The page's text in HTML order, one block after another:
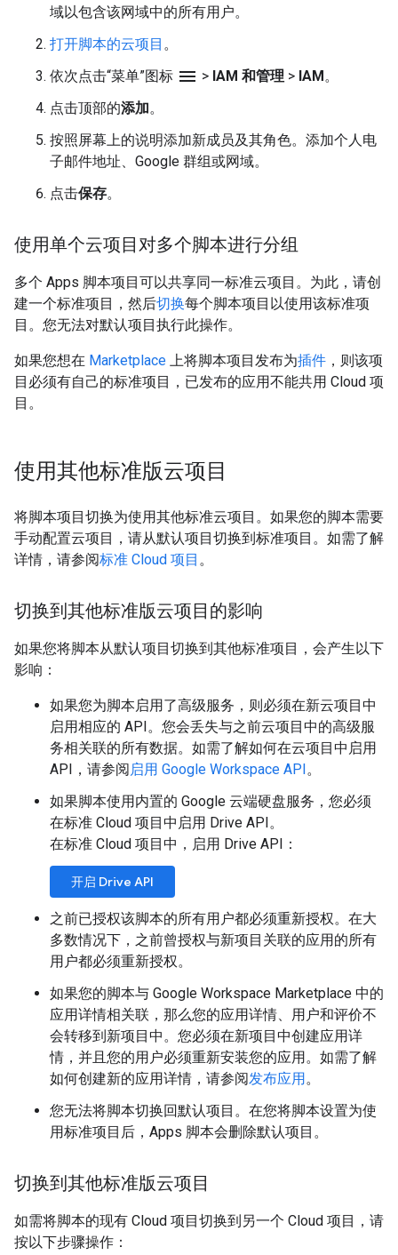
域以包含该网域中的所有用户。
打开脚本的云项目 。
依次点击“菜单”图标 menu > IAM 和管理 > IAM。
点击顶部的添加。
按照屏幕上的说明添加新成员及其角色。添加个人电
子邮件地址、Google 群组或网域。
点击保存。
使用单个云项目对多个脚本进行分组
多个 Apps 脚本项目可以共享同一标准云项目。为此，请创
建一个标准项目，然后切换每个脚本项目以使用该标准项
目。您无法对默认项目执行此操作。
如果您想在 Marketplace 上将脚本项目发布为插件 ，则该项
目必须有自己的标准项目，已发布的应用不能共用 Cloud 项
目。
使用其他标准版云项目
将脚本项目切换为使用其他标准云项目。如果您的脚本需要
手动配置云项目，请从默认项目切换到标准项目。如需了解
详情，请参阅标准 Cloud 项目 。
切换到其他标准版云项目的影响
如果您将脚本从默认项目切换到其他标准项目，会产生以下
影响：
如果您为脚本启用了高级服务，则必须在新云项目中
启用相应的 API。您会丢失与之前云项目中的高级服
务相关联的所有数据。如需了解如何在云项目中启用
API，请参阅启用 Google Workspace API。
如果脚本使用内置的 Google 云端硬盘服务，您必须
在标准 Cloud 项目中启用 Drive API。
在标准 Cloud 项目中，启用 Drive API：
开启 Drive API
之前已授权该脚本的所有用户都必须重新授权。在大
多数情况下，之前曾授权与新项目关联的应用的所有
用户都必须重新授权。
如果您的脚本与 Google Workspace Marketplace 中的
应用详情相关联，那么您的应用详情、用户和评价不
会转移到新项目中。您必须在新项目中创建应用详
情，并且您的用户必须重新安装您的应用。如需了解
如何创建新的应用详情，请参阅发布应用。
您无法将脚本切换回默认项目。在您将脚本设置为使
用标准项目后，Apps 脚本会删除默认项目。
切换到其他标准版云项目
如需将脚本的现有 Cloud 项目切换到另一个 Cloud 项目，请
按以下步骤操作：